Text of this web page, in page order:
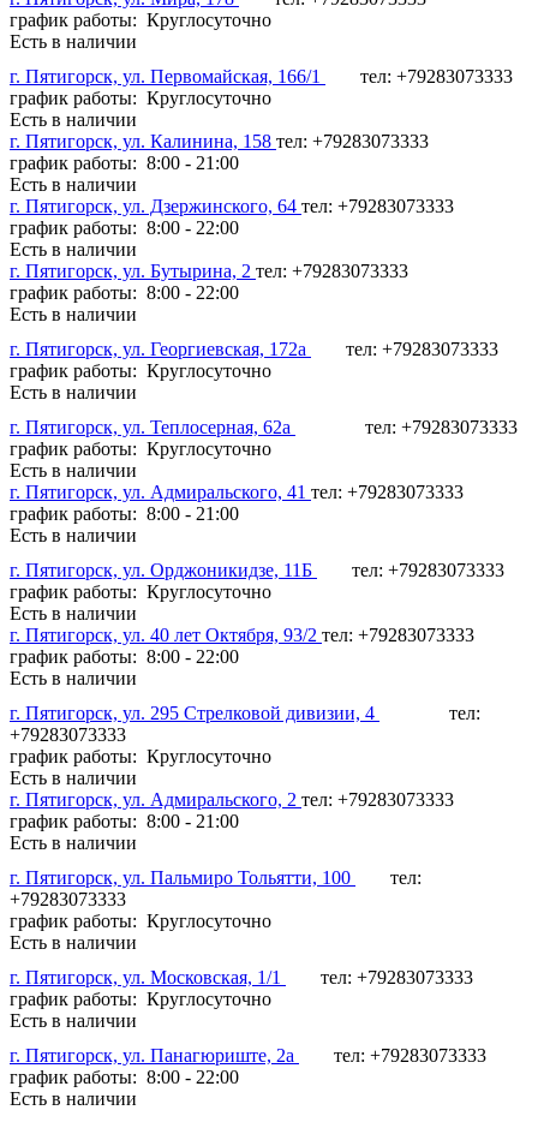
график работы: Круглосуточно
Есть в наличии
г. Пятигорск, ул. Первомайская, 166/1
тел: +79283073333
график работы: Круглосуточно
Есть в наличии
г. Пятигорск, ул. Калинина, 158 тел: +79283073333
график работы: 8:00 - 21:00
Есть в наличии
г. Пятигорск, ул. Дзержинского, 64 тел: +79283073333
график работы: 8:00 - 22:00
Есть в наличии
г. Пятигорск, ул. Бутырина, 2 тел: +79283073333
график работы: 8:00 - 22:00
Есть в наличии
г. Пятигорск, ул. Георгиевская, 172а
тел: +79283073333
график работы: Круглосуточно
Есть в наличии
г. Пятигорск, ул. Теплосерная, 62а
тел: +79283073333
график работы: Круглосуточно
Есть в наличии
г. Пятигорск, ул. Адмиральского, 41 тел: +79283073333
график работы: 8:00 - 21:00
Есть в наличии
г. Пятигорск, ул. Орджоникидзе, 11Б
тел: +79283073333
график работы: Круглосуточно
Есть в наличии
г. Пятигорск, ул. 40 лет Октября, 93/2 тел: +79283073333
график работы: 8:00 - 22:00
Есть в наличии
г. Пятигорск, ул. 295 Стрелковой дивизии, 4
тел:
+79283073333
график работы: Круглосуточно
Есть в наличии
г. Пятигорск, ул. Адмиральского, 2 тел: +79283073333
график работы: 8:00 - 21:00
Есть в наличии
г. Пятигорск, ул. Пальмиро Тольятти, 100
тел:
+79283073333
график работы: Круглосуточно
Есть в наличии
г. Пятигорск, ул. Московская, 1/1
тел: +79283073333
график работы: Круглосуточно
Есть в наличии
г. Пятигорск, ул. Панагюриште, 2а
тел: +79283073333
график работы: 8:00 - 22:00
Есть в наличии